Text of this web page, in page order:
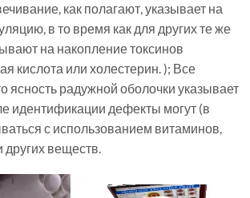
как полагают, указывает на
в то время как для других те же
на накопление токсинов
кислота или холестерин. ); Все
ясность радужной оболочки указывает
идентификации дефекты могут (в
с использованием витаминов,
других веществ.